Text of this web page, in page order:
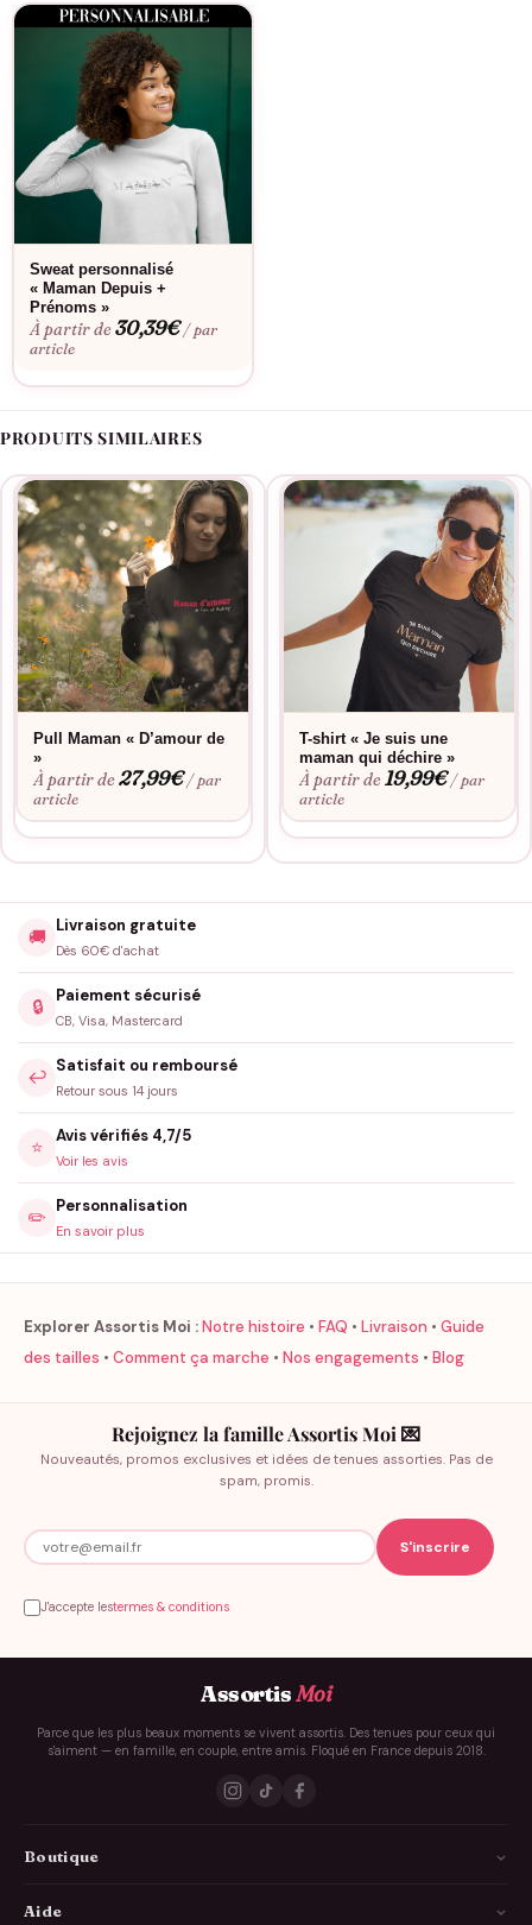
Sweat personnalisé
« Maman Depuis +
Prénoms »
À partir de30,39€ / par
article
PRODUITS SIMILAIRES
Pull Maman « D’amour de
»
À partir de27,99€ / par
article
T-shirt « Je suis une
maman qui déchire »
À partir de19,99€ / par
article
🚚
Livraison gratuite
Dès 60€ d'achat
🔒
Paiement sécurisé
CB, Visa, Mastercard
↩️
Satisfait ou remboursé
Retour sous 14 jours
⭐
Avis vérifiés 4,7/5
Voir les avis
✏️
Personnalisation
En savoir plus
Explorer Assortis Moi :Notre histoire • FAQ • Livraison • Guide
des tailles • Comment ça marche • Nos engagements • Blog
Rejoignez la famille Assortis Moi 💌
Nouveautés, promos exclusives et idées de tenues assorties. Pas de
spam, promis.
J'accepte lestermes & conditions
AssortisMoi
Parce que les plus beaux moments se vivent assortis. Des tenues pour ceux qui
s'aiment — en famille, en couple, entre amis. Floqué en France depuis 2018.
Boutique
Aide